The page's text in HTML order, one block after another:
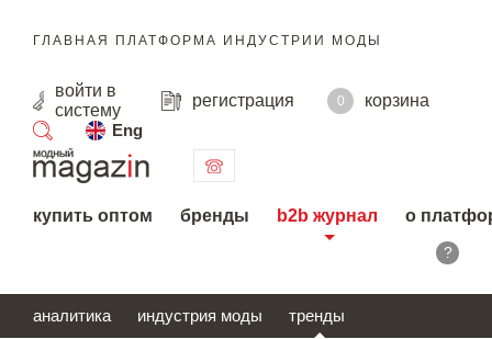
ГЛАВНАЯ ПЛАТФОРМА ИНДУСТРИИ МОДЫ
войти в
систему
регистрация 0
корзина
Eng
поиск
купить оптом бренды b2b журнал о
?
аналитика индустрия моды тренды